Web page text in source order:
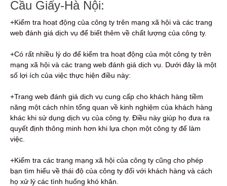
Cầu Giấy-Hà Nội:
+Kiểm tra hoạt động của công ty trên mạng xã hội và các trang
web đánh giá dịch vụ để biết thêm về chất lượng của công ty.
+Có rất nhiều lý do để kiểm tra hoạt động của một công ty trên
mạng xã hội và các trang web đánh giá dịch vụ. Dưới đây là một
số lợi ích của việc thực hiện điều này:
+Trang web đánh giá dịch vụ cung cấp cho khách hàng tiềm
năng một cách nhìn tổng quan về kinh nghiệm của khách hàng
khác khi sử dụng dịch vụ của công ty. Điều này giúp họ đưa ra
quyết định thông minh hơn khi lựa chọn một công ty để làm
việc.
+Kiểm tra các trang mạng xã hội của công ty cũng cho phép
bạn tìm hiểu về thái độ của công ty đối với khách hàng và cách
họ xử lý các tình huống khó khăn.